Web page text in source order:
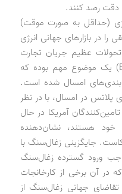
دقت رصد کنند.
(حداقل به صورت موقت)
را در بازارهای جهانی انرژی
عظیم جریان تجارت
جهانی و ترکیب انرژی (Energy Mix) یک موضوع مهم بوده که
امسال شده است.
برتر انرژی پلاتس در امسال، با در نظر
آمریکا در حال
خود هستند، نشان‌دهنده
جایگزینی زغال‌سنگ با
ورود گسترده زغال‌سنگ
که در آن برخی از کارخانجات
جهانی زغال‌سنگ از